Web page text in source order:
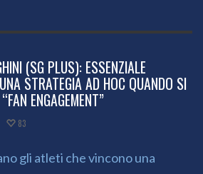
(SG PLUS): ESSENZIALE
STRATEGIA AD HOC QUANDO SI
ENGAGEMENT”
83